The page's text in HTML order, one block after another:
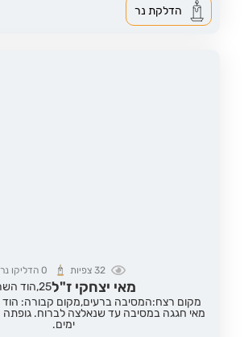
הדלקת נר
32 צפיות 0הדליקו נר
מאי יצחקי ז"ל25, הוד
מקום רצח:המסיבה ברעים,מקום קבורה: הוד
מאי חגגה במסיבה עד שנאלצה לברוח.
ימים.